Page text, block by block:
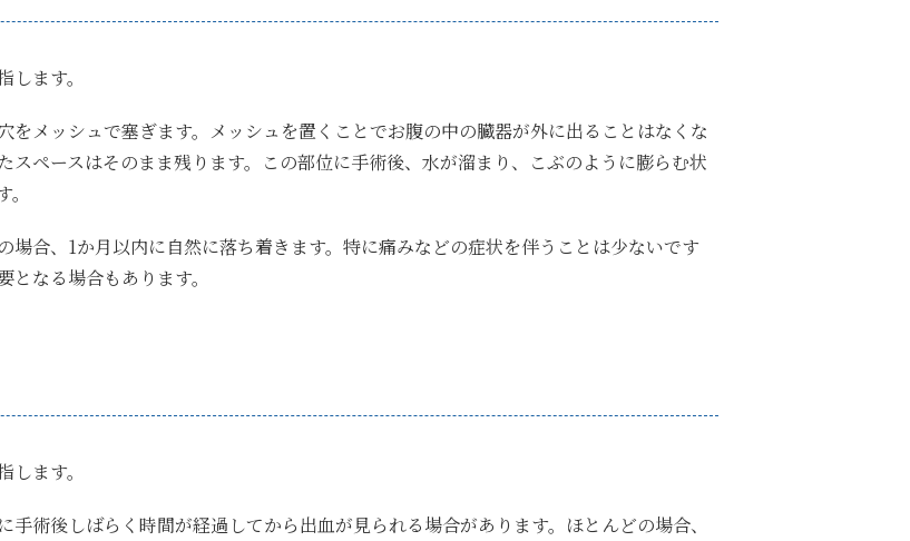
します。
をメッシュで塞ぎます。メッシュを置くことでお腹の中の臓器が外に出ることはなくな
スペースはそのまま残ります。この部位に手術後、水が溜まり、こぶのように膨らむ状
合、1か月以内に自然に落ち着きます。特に痛みなどの症状を伴うことは少ないです
なる場合もあります。
します。
術後しばらく時間が経過してから出血が見られる場合があります。ほとんどの場合、